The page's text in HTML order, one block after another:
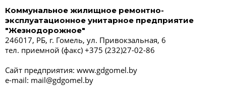
Коммунальное жилищное ремонтно-
эксплуатационное унитарное предприятие
"Жезнодорожное"
246017, РБ, г. Гомель, ул. Привокзальная, 6
тел. приемной (факс) +375 (232)27-02-86
Сайт предприятия: www.gdgomel.by
e-mail: mail@gdgomel.by